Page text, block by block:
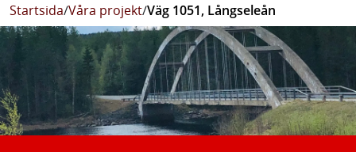
Startsida/Våra projekt/Väg 1051, Långseleån